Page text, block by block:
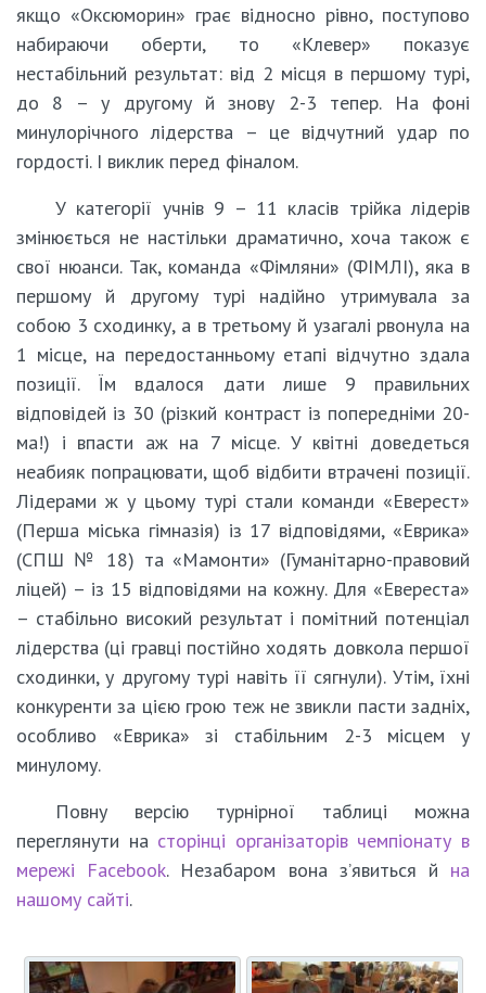
якщо «Оксюморин» грає відносно рівно, поступово
набираючи оберти, то «Клевер» показує
нестабільний результат: від 2 місця в першому турі,
до 8 – у другому й знову 2-3 тепер. На фоні
минулорічного лідерства – це відчутний удар по
гордості. І виклик перед фіналом.
У категорії учнів 9 – 11 класів трійка лідерів
змінюється не настільки драматично, хоча також є
свої нюанси. Так, команда «Фімляни» (ФІМЛІ), яка в
першому й другому турі надійно утримувала за
собою 3 сходинку, а в третьому й узагалі рвонула на
1 місце, на передостанньому етапі відчутно здала
позиції. Їм вдалося дати лише 9 правильних
відповідей із 30 (різкий контраст із попередніми 20-
ма!) і впасти аж на 7 місце. У квітні доведеться
неабияк попрацювати, щоб відбити втрачені позиції.
Лідерами ж у цьому турі стали команди «Еверест»
(Перша міська гімназія) із 17 відповідями, «Еврика»
(СПШ № 18) та «Мамонти» (Гуманітарно-правовий
ліцей) – із 15 відповідями на кожну. Для «Евереста»
– стабільно високий результат і помітний потенціал
лідерства (ці гравці постійно ходять довкола першої
сходинки, у другому турі навіть її сягнули). Утім, їхні
конкуренти за цією грою теж не звикли пасти задніх,
особливо «Еврика» зі стабільним 2-3 місцем у
минулому.
Повну версію турнірної таблиці можна
переглянути на сторінці організаторів чемпіонату в
мережі Facebook. Незабаром вона з’явиться й на
нашому сайті.